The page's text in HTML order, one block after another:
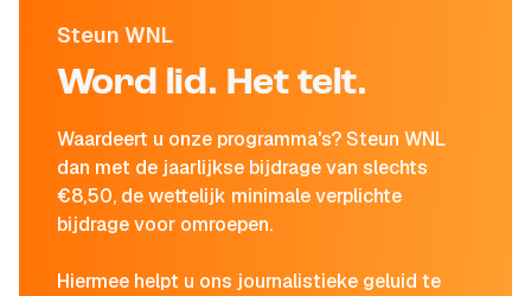
Steun WNL
Word lid. Het telt.
Waardeert u onze programma's? Steun WNL
dan met de jaarlijkse bijdrage van slechts
€8,50, de wettelijk minimale verplichte
bijdrage voor omroepen.
Hiermee helpt u ons journalistieke geluid te